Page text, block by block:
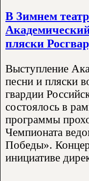
В Зимнем
пляски
Выступление
песни и пляски
гвардии
состоялось в
программы
Чемпионата
Победы».
инициативе